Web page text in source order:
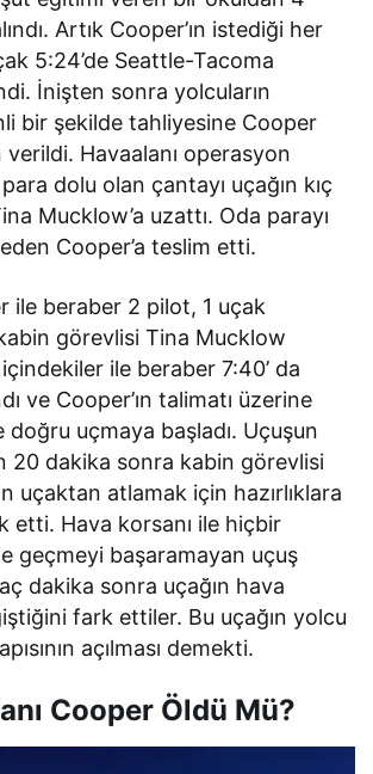
Artık Cooper’ın istediği her
5:24’de Seattle-Tacoma
İnişten sonra yolcuların
bir şekilde tahliyesine Cooper
Havaalanı operasyon
dolu olan çantayı uçağın kıç
Mucklow’a uzattı. Oda parayı
Cooper’a teslim etti.
ile beraber 2 pilot, 1 uçak
görevlisi Tina Mucklow
içindekiler ile beraber 7:40’ da
ve Cooper’ın talimatı üzerine
doğru uçmaya başladı. Uçuşun
20 dakika sonra kabin görevlisi
uçaktan atlamak için hazırlıklara
etti. Hava korsanı ile hiçbir
geçmeyi başaramayan uçuş
dakika sonra uçağın hava
fark ettiler. Bu uçağın yolcu
açılması demekti.
Cooper Öldü Mü?